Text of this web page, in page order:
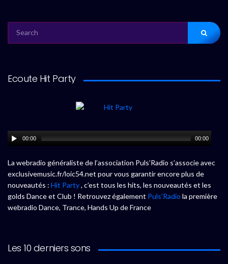
FOR:
Ecoute Hit Party
00:00 00:00
La webradio généraliste de l’association Puls’Radio s’associe avec
exclusivemusic.fr/loic54.net pour vous garantir encore plus de
nouveautés : Hit Party, c’est tous les hits, les nouveautés et les
golds Dance et Club ! Retrouvez également Puls’Radio la première
webradio Dance, Trance, Hands Up de France
Les 10 derniers sons